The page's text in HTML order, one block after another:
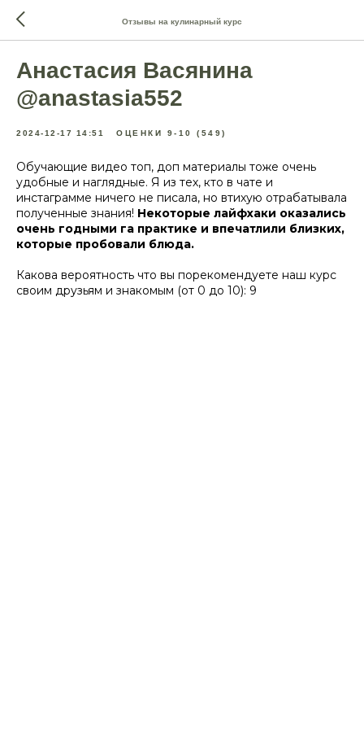
Отзывы на кулинарный курс
Анастасия Васянина
@anastasia552
2024-12-17 14:51 ОЦЕНКИ 9-10 (549)
Обучающие видео топ, доп материалы тоже очень
удобные и наглядные. Я из тех, кто в чате и
инстаграмме ничего не писала, но втихую отрабатывала
полученные знания! Некоторые лайфхаки оказались
очень годными га практике и впечатлили близких,
которые пробовали блюда.
Какова вероятность что вы порекомендуете наш курс
своим друзьям и знакомым (от 0 до 10): 9